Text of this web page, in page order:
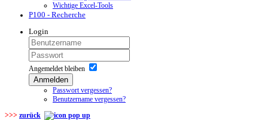
Wichtige Excel-Tools
P100 - Recherche
Login
Angemeldet bleiben
Anmelden
Passwort vergessen?
Benutzername vergessen?
>>> zurück